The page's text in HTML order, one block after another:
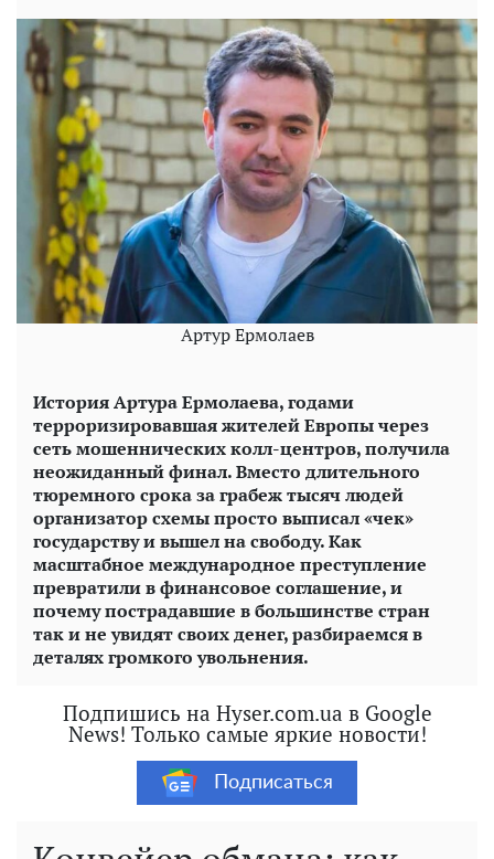
Артур Ермолаев
История Артура Ермолаева, годами
терроризировавшая жителей Европы через
сеть мошеннических колл-центров, получила
неожиданный финал. Вместо длительного
тюремного срока за грабеж тысяч людей
организатор схемы просто выписал «чек»
государству и вышел на свободу. Как
масштабное международное преступление
превратили в финансовое соглашение, и
почему пострадавшие в большинстве стран
так и не увидят своих денег, разбираемся в
деталях громкого увольнения.
Подпишись на Hyser.com.ua в Google
News! Только самые яркие новости!
Подписаться